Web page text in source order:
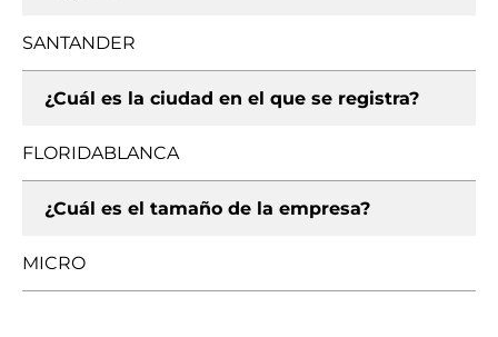
SANTANDER
¿Cuál es la ciudad en el que se registra?
FLORIDABLANCA
¿Cuál es el tamaño de la empresa?
MICRO